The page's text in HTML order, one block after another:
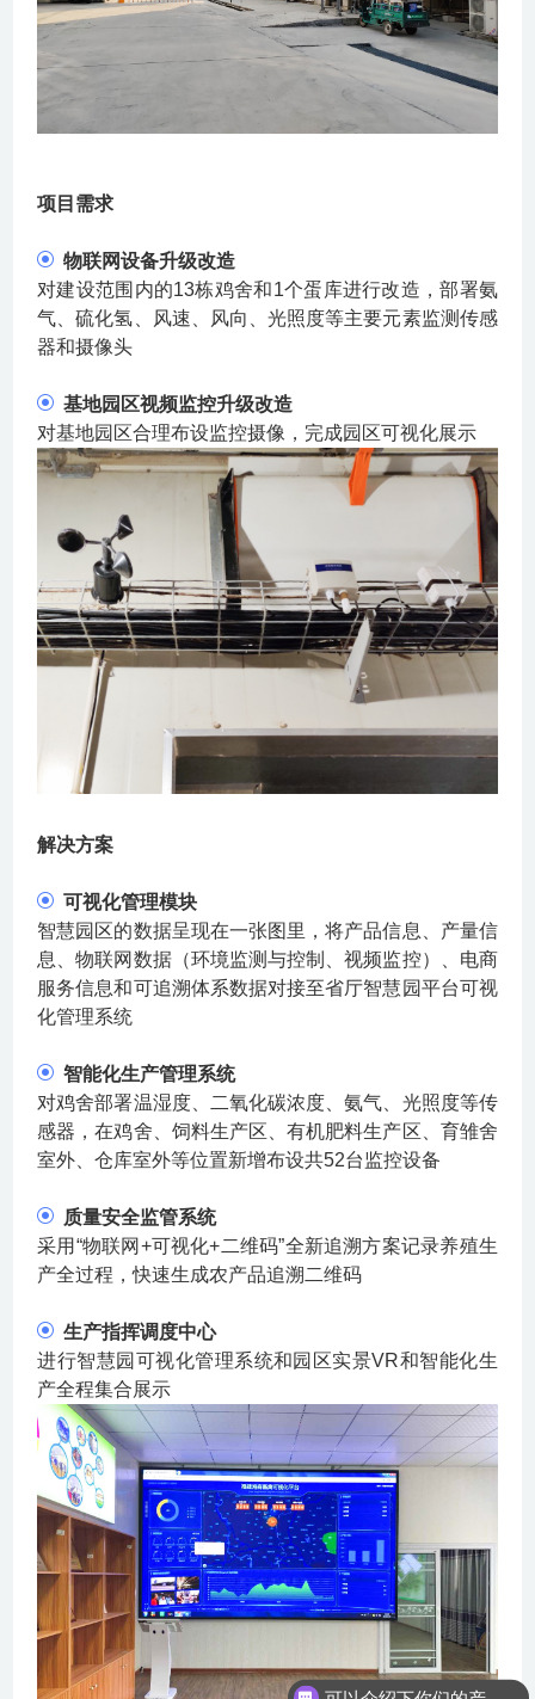
项目需求
物联网设备升级改造
对建设范围内的13栋鸡舍和1个蛋库进行改造，部署氨
气、硫化氢、风速、风向、光照度等主要元素监测传感
器和摄像头
基地园区视频监控升级改造
对基地园区合理布设监控摄像，完成园区可视化展示
解决方案
可视化管理模块
智慧园区的数据呈现在一张图里，将产品信息、产量信
息、物联网数据（环境监测与控制、视频监控）、电商
服务信息和可追溯体系数据对接至省厅智慧园平台可视
化管理系统
智能化生产管理系统
对鸡舍部署温湿度、二氧化碳浓度、氨气、光照度等传
感器，在鸡舍、饲料生产区、有机肥料生产区、育雏舍
室外、仓库室外等位置新增布设共52台监控设备
质量安全监管系统
采用“物联网+可视化+二维码”全新追溯方案记录养殖生
产全过程，快速生成农产品追溯二维码
生产指挥调度中心
进行智慧园可视化管理系统和园区实景VR和智能化生
产全程集合展示